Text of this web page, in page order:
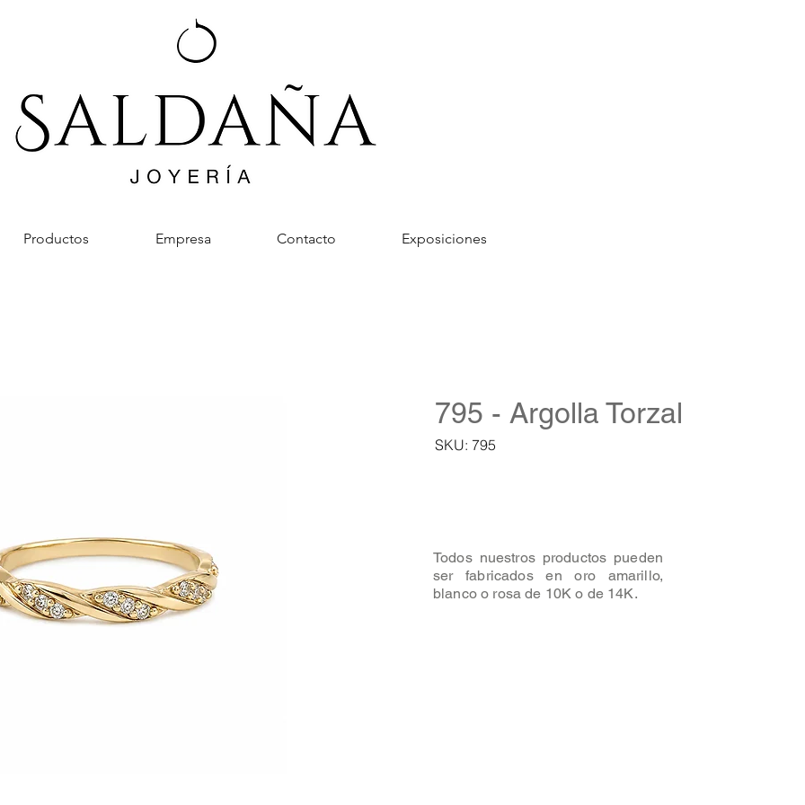
Productos Empresa Contacto Exposiciones
795 - Argolla Torzal
SKU: 795
Todos nuestros productos pueden
ser fabricados en oro amarillo,
blanco o rosa de 10K o de 14K.